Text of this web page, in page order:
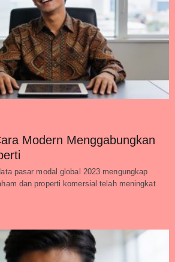
Modern Menggabungkan
pasar modal global 2023 mengungkap
dan properti komersial telah meningkat